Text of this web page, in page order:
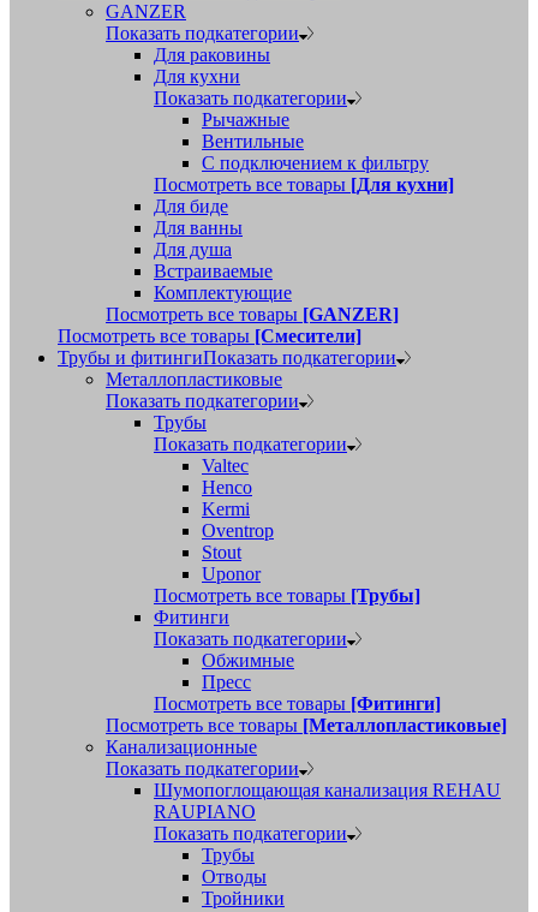
GANZER
Показать подкатегории
Для раковины
Для кухни
Показать подкатегории
Рычажные
Вентильные
С подключением к фильтру
Посмотреть все товары [Для кухни]
Для биде
Для ванны
Для душа
Встраиваемые
Комплектующие
Посмотреть все товары [GANZER]
Посмотреть все товары [Смесители]
Трубы и фитингиПоказать подкатегории
Металлопластиковые
Показать подкатегории
Трубы
Показать подкатегории
Valtec
Henco
Kermi
Oventrop
Stout
Uponor
Посмотреть все товары [Трубы]
Фитинги
Показать подкатегории
Обжимные
Пресс
Посмотреть все товары [Фитинги]
Посмотреть все товары [Металлопластиковые]
Канализационные
Показать подкатегории
Шумопоглощающая канализация REHAU
RAUPIANO
Показать подкатегории
Трубы
Отводы
Тройники